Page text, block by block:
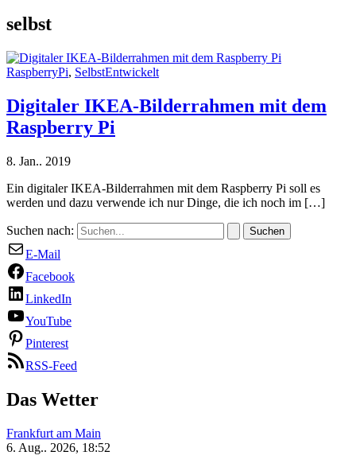
selbst
RaspberryPi, SelbstEntwickelt
Digitaler IKEA-Bilderrahmen mit dem
Raspberry Pi
8. Jan.. 2019
Ein digitaler IKEA-Bilderrahmen mit dem Raspberry Pi soll es
werden und dazu verwende ich nur Dinge, die ich noch im […]
Suchen nach:
E-Mail
Facebook
LinkedIn
YouTube
Pinterest
RSS-Feed
Das Wetter
Frankfurt am Main
6. Aug.. 2026, 18:52